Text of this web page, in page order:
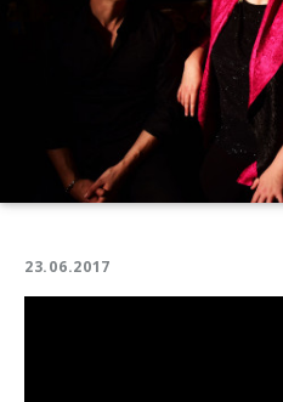
23.06.2017